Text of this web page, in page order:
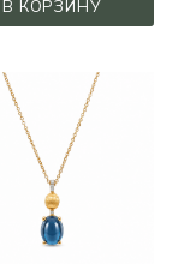
В КОРЗИНУ